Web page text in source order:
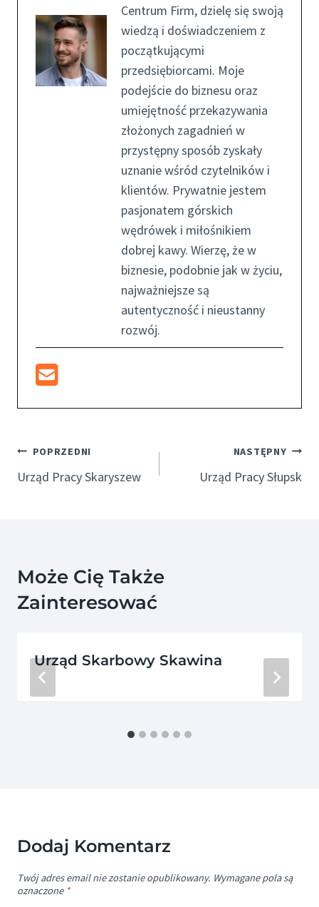
Centrum Firm, dzielę się swoją
wiedzą i doświadczeniem z
początkującymi
przedsiębiorcami. Moje
podejście do biznesu oraz
umiejętność przekazywania
złożonych zagadnień w
przystępny sposób zyskały
uznanie wśród czytelników i
klientów. Prywatnie jestem
pasjonatem górskich
wędrówek i miłośnikiem
dobrej kawy. Wierzę, że w
biznesie, podobnie jak w życiu,
najważniejsze są
autentyczność i nieustanny
rozwój.
Nawigacja
Wpisu
POPRZEDNI
Urząd Pracy Skaryszew
NASTĘPNY
Urząd Pracy Słupsk
Może Cię Także
Zainteresować
Urząd Skarbowy Skawina
Dodaj Komentarz
Twój adres email nie zostanie opublikowany. Wymagane pola są
oznaczone *